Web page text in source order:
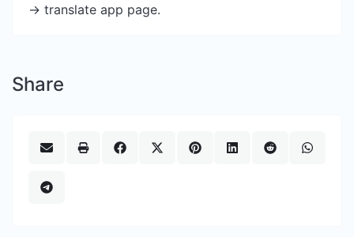
-> translate app page.
Share